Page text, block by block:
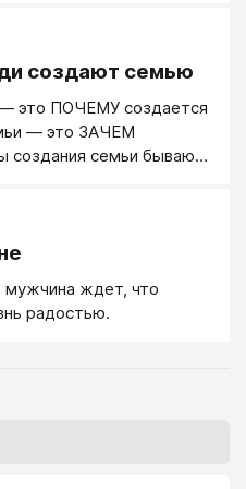
быть рядом с
создают семью
это ПОЧЕМУ создается
— это ЗАЧЕМ
создания семьи бывают
мужчина ждет, что
радостью.